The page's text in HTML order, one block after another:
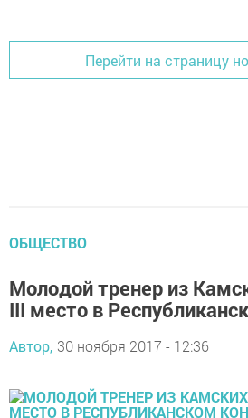
Перейти на страницу
ОБЩЕСТВО
Молодой тренер из
III место в
Автор, 30 ноября 2017 - 12:36